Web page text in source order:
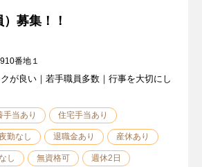
募集！！
番地１
が良い｜若手職員多数｜行事を大切にし
手当あり 住宅手当あり
勤なし 退職金あり 産休あり
し 無資格可 週休2日